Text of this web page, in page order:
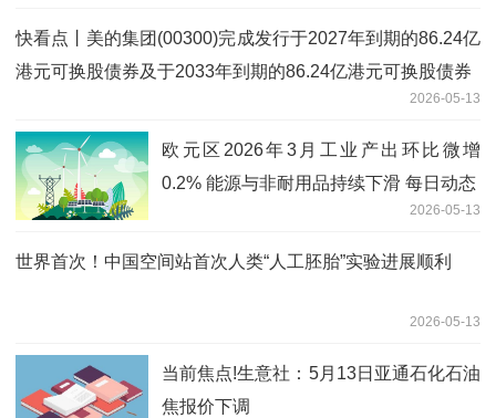
快看点丨美的集团(00300)完成发行于2027年到期的86.24亿
港元可换股债券及于2033年到期的86.24亿港元可换股债券
2026-05-13
欧元区2026年3月工业产出环比微增
0.2% 能源与非耐用品持续下滑 每日动态
2026-05-13
世界首次！中国空间站首次人类“人工胚胎”实验进展顺利
2026-05-13
当前焦点!生意社：5月13日亚通石化石油
焦报价下调